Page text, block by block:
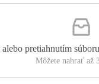
pretiahnutím
Môžete nahrať až